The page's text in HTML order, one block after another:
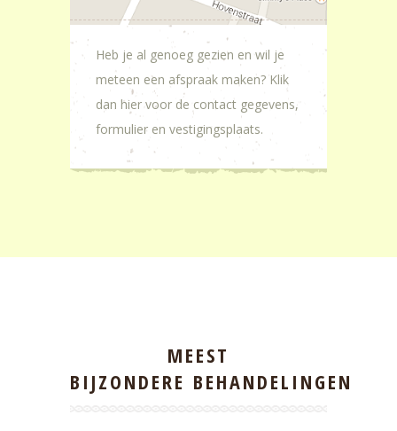
Heb je al genoeg gezien en wil je
meteen een afspraak maken? Klik
dan hier voor de contact gegevens,
formulier en vestigingsplaats.
MEEST
BIJZONDERE BEHANDELINGEN